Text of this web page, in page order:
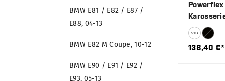
BMW E81 / E82 / E87 /
E88, 04-13
BMW E82 M Coupe, 10-12
BMW E90 / E91 / E92 /
E93, 05-13
138,40 €*